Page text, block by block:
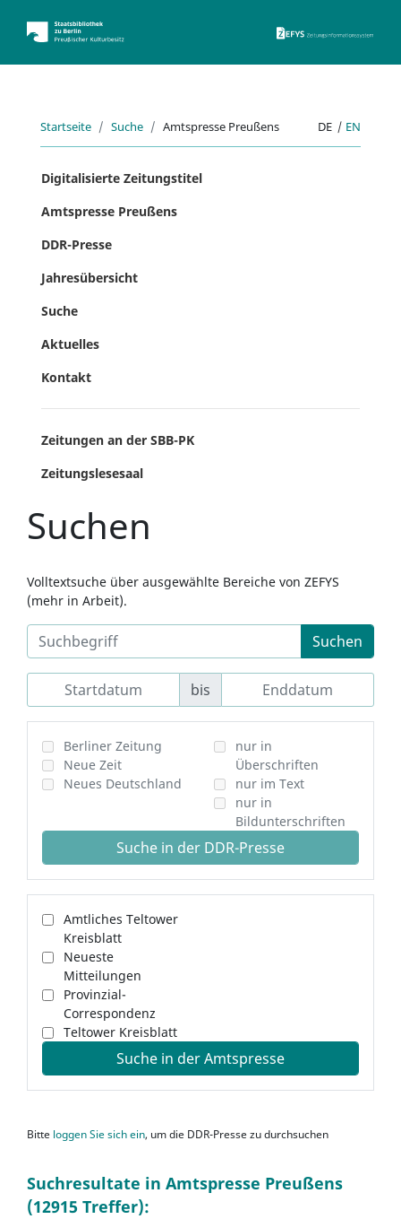
Startseite Suche Amtspresse Preußens DE | EN
Digitalisierte Zeitungstitel
Amtspresse Preußens
DDR-Presse
Jahresübersicht
Suche
Aktuelles
Kontakt
Zeitungen an der SBB-PK
Zeitungslesesaal
Suchen
Volltextsuche über ausgewählte Bereiche von ZEFYS
(mehr in Arbeit).
Suchen
bis
Berliner Zeitung
Neue Zeit
Neues Deutschland
nur in
Überschriften
nur im Text
nur in
Bildunterschriften
Suche in der DDR-Presse
Amtliches Teltower
Kreisblatt
Neueste
Mitteilungen
Provinzial-
Correspondenz
Teltower Kreisblatt
Suche in der Amtspresse
Bitte loggen Sie sich ein, um die DDR-Presse zu durchsuchen
Suchresultate in Amtspresse Preußens
(12915 Treffer):